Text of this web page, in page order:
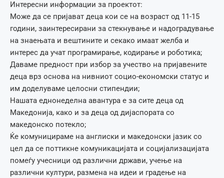
Интересни информации за проектот:
Може да се пријават деца кои се на возраст од 11-15
години, заинтересирани за стекнување и надоградување
на знаењата и вештините и секако имаат желба и
интерес да учат програмирање, кодирање и роботика;
Даваме предност при избор за учество на пријавените
деца врз основа на нивниот социо-економски статус и
им доделуваме целосни стипендии;
Нашата еднонеделна авантура е за сите деца од
Македонија, како и за деца од дијаспората со
македонско потекло;
Ќе комуницираме на англиски и македонски јазик со
цел да се поттикне комуникацијата и социјализацијата
помеѓу учесници од различни држави, учење на
различни култури, размена на идеи и градење на